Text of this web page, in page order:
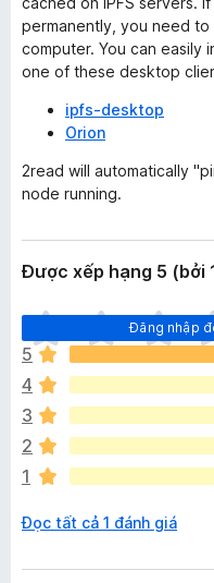
permanently, you need to
computer. You can easily
one of these desktop
ipfs-desktop
Orion
2read will automatically
node running.
Được xếp hạng 5 (bởi
Đăng nhập
C
h
ư
a
c
ó
x
ế
h
n
5
4
3
2
1
Đọc tất cả 1 đánh giá